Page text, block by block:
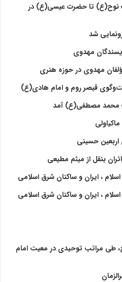
نوح(ع) تا حضرت عیسی(ع) در
شد
مهدوی
مهدوی در حوزه هنری
قیصر روم و امام هادی(ع)
محمد مصطفی(ع) آمد
اربعین حسینی
بنقل از میثم مطیعی
، ایران و ساکنان شرق اسلامی
، ایران و ساکنان شرق اسلامی
طی مراتب توحیدی در معیت امام